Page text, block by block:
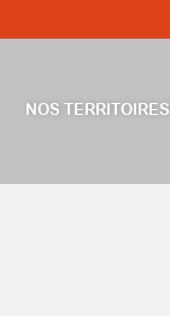
NOS TERRITOIRES